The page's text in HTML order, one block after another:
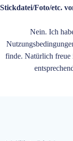
Stickdatei/Foto/etc.
Nein. Ich
finde. Natürlich freue